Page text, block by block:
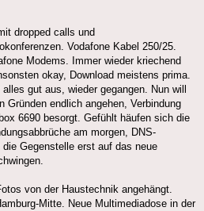
dropped calls und
Vodafone Kabel 250/25.
Modems. Immer wieder kriechend
okay, Download meistens prima.
gut aus, wieder gegangen. Nun will
Gründen endlich angehen, Verbindung
6690 besorgt. Gefühlt häufen sich die
am morgen, DNS-
Gegenstelle erst auf das neue
von der Haustechnik angehängt.
Mitte. Neue Multimediadose in der